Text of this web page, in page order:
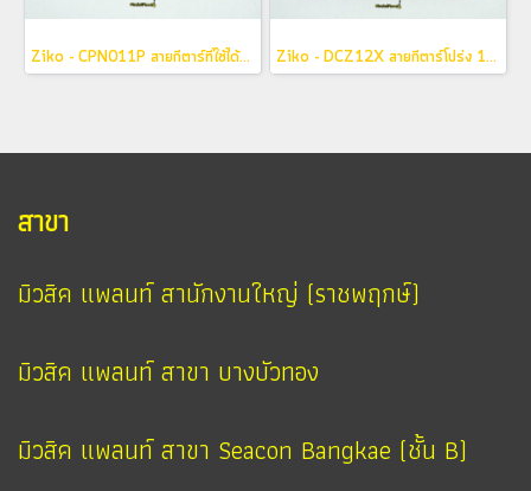
Ziko - CPN011P สายกีตาร์ที่ใช้ได้ทั้งกีตาร์โปร่ง และ กีตาร์ไฟฟ้า Ziko - DCZ12X สายกีตาร์โปร่ง 12 สาย
สาขา
มิวสิค แพลนท์ สานักงานใหญ่ (ราชพฤกษ์)
มิวสิค แพลนท์ สาขา บางบัวทอง
มิวสิค แพลนท์ สาขา Seacon Bangkae (ชั้น B)